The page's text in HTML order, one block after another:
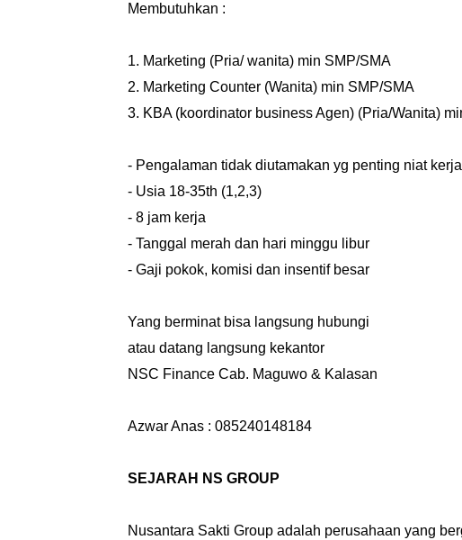
Membutuhkan :
1. Marketing (Pria/ wanita) min SMP/SMA
2. Marketing Counter (Wanita) min SMP/SMA
3. KBA (koordinator business Agen) (Pria/Wanita)
- Pengalaman tidak diutamakan yg penting niat
- Usia 18-35th (1,2,3)
- 8 jam kerja
- Tanggal merah dan hari minggu libur
- Gaji pokok, komisi dan insentif besar
Yang berminat bisa langsung hubungi
atau datang langsung kekantor
NSC Finance Cab. Maguwo & Kalasan
Azwar Anas : 085240148184
SEJARAH NS GROUP
Nusantara Sakti Group adalah perusahaan yang